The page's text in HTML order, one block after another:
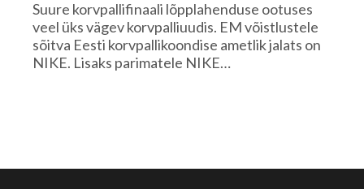
Suure korvpallifinaali lõpplahenduse ootuses
veel üks vägev korvpalliuudis. EM võistlustele
sõitva Eesti korvpallikoondise ametlik jalats on
NIKE. Lisaks parimatele NIKE…